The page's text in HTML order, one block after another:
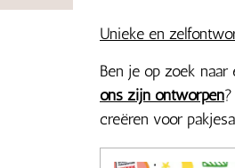
Unieke en
Ben je op zoek naar
ons zijn ontworpen
creëren voor